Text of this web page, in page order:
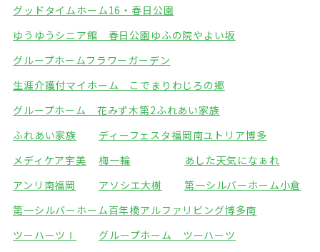
グッドタイムホーム16・春日公園
ゆうゆうシニア館 春日公園 ゆふの院やよい坂
グループホームフラワーガーデン
生涯介護付マイホーム こでまり わじろの郷
グループホーム 花みず木第2ふれあい家族
ふれあい家族
ディーフェスタ福岡南ユトリア博多
メディケア宇美
梅一輪
あした天気になぁれ
アンリ南福岡
アソシエ大樹
第一シルバーホーム小倉
第一シルバーホーム百年橋アルファリビング博多南
ツーハーツⅠ
グループホーム ツーハーツ